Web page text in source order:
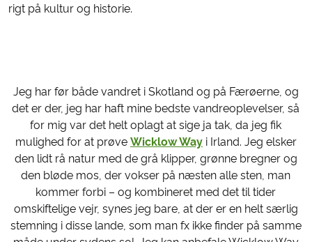
rigt på kultur og historie.
Jeg har før både vandret i Skotland og på Færøerne, og
det er der, jeg har haft mine bedste vandreoplevelser, så
for mig var det helt oplagt at sige ja tak, da jeg fik
mulighed for at prøve Wicklow Wayi Irland. Jeg elsker
den lidt rå natur med de grå klipper, grønne bregner og
den bløde mos, der vokser på næsten alle sten, man
kommer forbi – og kombineret med det til tider
omskiftelige vejr, synes jeg bare, at der er en helt særlig
stemning i disse lande, som man fx ikke finder på samme